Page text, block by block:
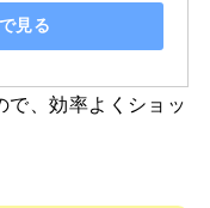
見る
で、効率よくショッ